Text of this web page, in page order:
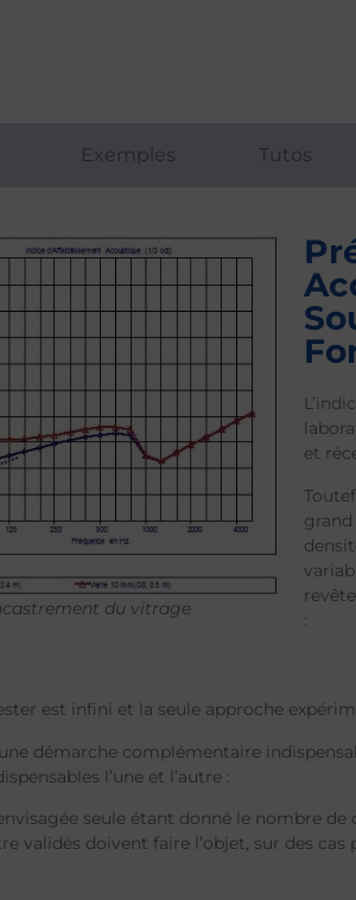
Exemples Tutos
du vitrage
et
grand
:
est infini et la seule approche
démarche complémentaire
l’une et l’autre :
seule étant donné le nombre de
validés doivent faire l’objet, sur des